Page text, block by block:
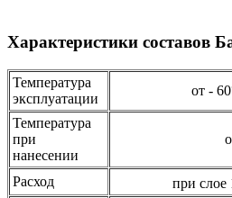
Характеристики составов
Температура
эксплуатации
от - 60
Температура
при
нанесении
Расход при